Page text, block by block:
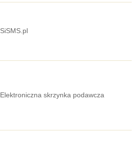
SiSMS.pl
Elektroniczna skrzynka podawcza